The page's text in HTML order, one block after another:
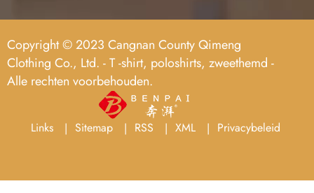
Copyright © 2023 Cangnan County Qimeng
Clothing Co., Ltd. - T -shirt, poloshirts, zweethemd -
Alle rechten voorbehouden.
Links Sitemap RSS XML Privacybeleid